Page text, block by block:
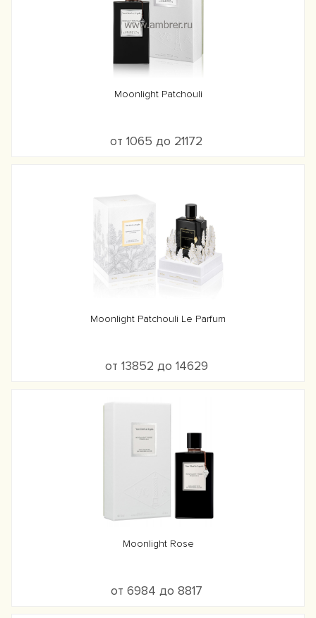
Moonlight Patchouli
от 1065 до 21172
Moonlight Patchouli Le Parfum
от 13852 до 14629
Moonlight Rose
от 6984 до 8817